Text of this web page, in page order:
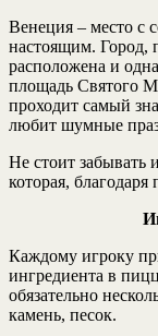
Венеция – место с
настоящим. Город,
расположена и
площадь Святого
проходит самый
любит шумные
Не стоит забывать
которая,
Каждому игроку
ингредиента в
обязательно
камень, песок.